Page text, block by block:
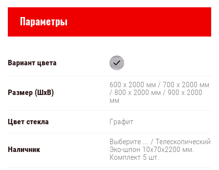
Параметры
Вариант цвета
Размер (ШxВ)
600 х 2000 мм / 700 х 2000 мм
/ 800 х 2000 мм / 900 х 2000
мм
Цвет стекла Графит
Наличник
Выберите ... / Телескопический
Эко-шпон 10х70х2200 мм.
Комплект 5 шт.